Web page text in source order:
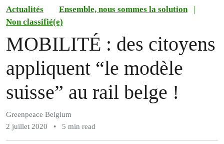
Actualités Ensemble, nous sommes la solution
|
Non classifié(e)
MOBILITÉ : des citoyens
appliquent “le modèle
suisse” au rail belge !
Greenpeace Belgium
2 juillet 2020
• 5 min read